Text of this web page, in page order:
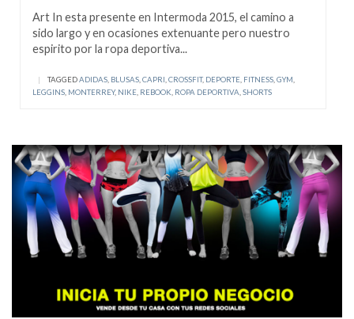
Art In esta presente en Intermoda 2015, el camino a
sido largo y en ocasiones extenuante pero nuestro
espirito por la ropa deportiva...
| TAGGEDADIDAS BLUSAS CAPRI CROSSFIT, DEPORTE FITNESS GYM
LEGGINS MONTERREY, NIKE REBOOK ROPA DEPORTIVA SHORTS